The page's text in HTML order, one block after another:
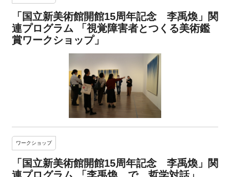
「国立新美術館開館15周年記念 李禹煥」関
連プログラム 「視覚障害者とつくる美術鑑
賞ワークショップ」
ワークショップ
「国立新美術館開館15周年記念 李禹煥」関
連プログラム 「李禹煥 で 哲学対話」